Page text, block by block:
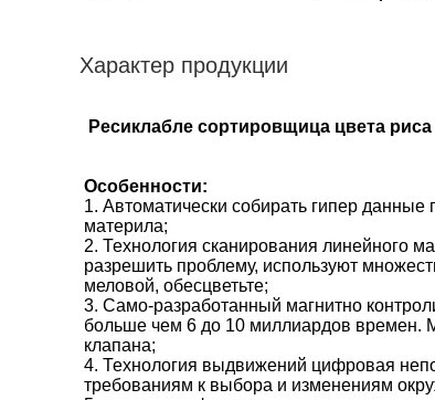
Характер продукции
Ресиклабле сортировщица цвета
Особенности:
1. Автоматически собирать гипер
материла;
2. Технология сканирования линейного
разрешить проблему, используют
меловой, обесцветьте;
3. Само-разработанный магнитно
больше чем 6 до 10 миллиардов времен.
клапана;
4. Технология выдвижений цифровая
требованиям к выбора и изменениям